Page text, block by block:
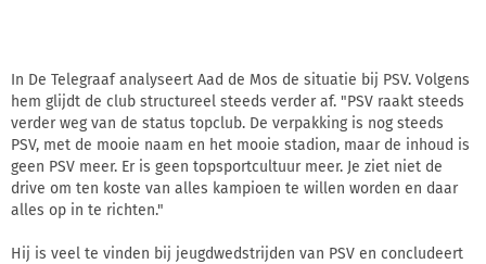
In De Telegraaf analyseert Aad de Mos de situatie bij PSV. Volgens
hem glijdt de club structureel steeds verder af. "PSV raakt steeds
verder weg van de status topclub. De verpakking is nog steeds
PSV, met de mooie naam en het mooie stadion, maar de inhoud is
geen PSV meer. Er is geen topsportcultuur meer. Je ziet niet de
drive om ten koste van alles kampioen te willen worden en daar
alles op in te richten."
Hij is veel te vinden bij jeugdwedstrijden van PSV en concludeert